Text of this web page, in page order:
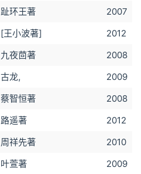
趾环王著
2007
[王小波著]
2012
九夜茴著
2008
古龙,
2009
蔡智恒著
2008
路遥著
2012
周祥先著
2010
叶萱著
2009